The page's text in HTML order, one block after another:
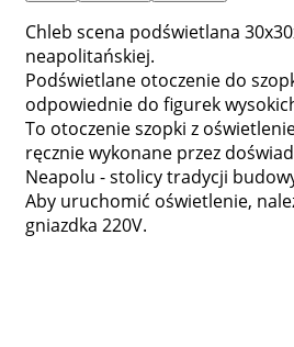
Chleb scena podświetlana
neapolitańskiej.
Podświetlane otoczenie do
odpowiednie do figurek
To otoczenie szopki z
ręcznie wykonane przez
Neapolu - stolicy tradycji
Aby uruchomić oświetlenie,
gniazdka 220V.